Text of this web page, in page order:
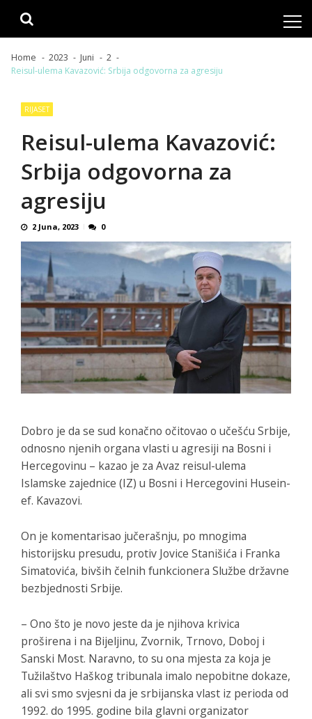
Home 2023 Juni
2
Reisul-ulema Kavazović: Srbija odgovorna za agresiju
RIJASET
Reisul-ulema Kavazović:
Srbija odgovorna za
agresiju
2 Juna, 2023 0
Dobro je da se sud konačno očitovao o učešću Srbije,
odnosno njenih organa vlasti u agresiji na Bosni i
Hercegovinu – kazao je za Avaz reisul-ulema
Islamske zajednice (IZ) u Bosni i Hercegovini Husein-
ef. Kavazovi.
On je komentarisao jučerašnju, po mnogima
historijsku presudu, protiv Jovice Stanišića i Franka
Simatovića, bivših čelnih funkcionera Službe državne
bezbjednosti Srbije.
– Ono što je novo jeste da je njihova krivica
proširena i na Bijeljinu, Zvornik, Trnovo, Doboj i
Sanski Most. Naravno, to su ona mjesta za koja je
Tužilaštvo Haškog tribunala imalo nepobitne dokaze,
ali svi smo svjesni da je srbijanska vlast iz perioda od
1992. do 1995. godine bila glavni organizator